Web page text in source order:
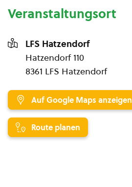
Veranstaltungsort
LFS Hatzendorf
Hatzendorf 110
8361 LFS Hatzendorf
Auf Google Maps anzeigen
Route planen